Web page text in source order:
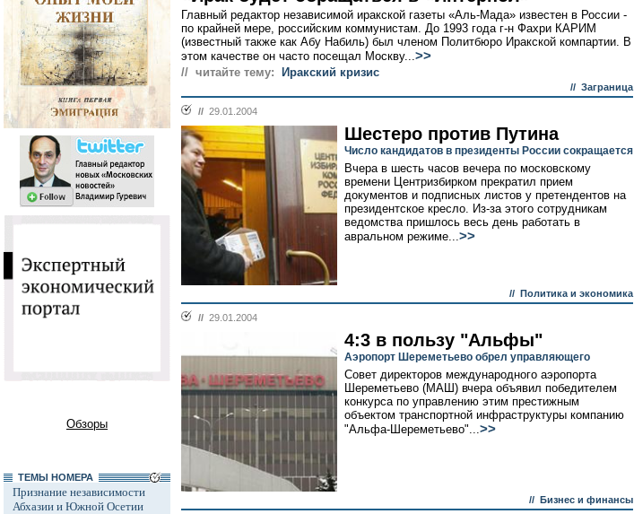
Обзоры
ТЕМЫ НОМЕРА
Признание независимости
Абхазии и Южной Осетии
Главный редактор независимой иракской газеты «Аль-Мада» известен в России -
по крайней мере, российским коммунистам. До 1993 года г-н Фахри КАРИМ
(известный также как Абу Набиль) был членом Политбюро Иракской компартии. В
этом качестве он часто посещал Москву...>>
// читайте тему: Иракский кризис
// Заграница
// 29.01.2004
Шестеро против Путина
Число кандидатов в президенты России сокращается
Вчера в шесть часов вечера по московскому
времени Центризбирком прекратил прием
документов и подписных листов у претендентов на
президентское кресло. Из-за этого сотрудникам
ведомства пришлось весь день работать в
авральном режиме...>>
// Политика и экономика
// 29.01.2004
4:3 в пользу "Альфы"
Аэропорт Шереметьево обрел управляющего
Совет директоров международного аэропорта
Шереметьево (МАШ) вчера объявил победителем
конкурса по управлению этим престижным
объектом транспортной инфраструктуры компанию
"Альфа-Шереметьево"...>>
// Бизнес и финансы